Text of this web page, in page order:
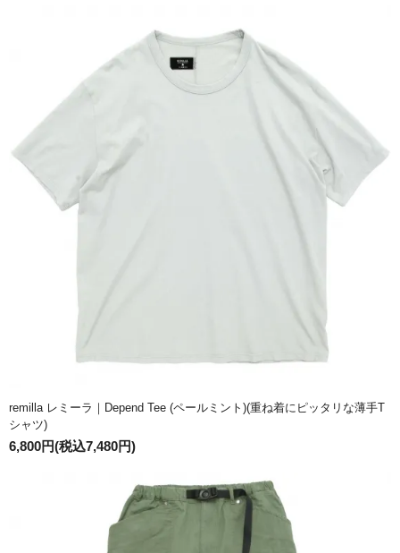
remilla レミーラ｜Depend Tee (ペールミント)(重ね着にピッタリな薄手T
シャツ)
6,800円(税込7,480円)